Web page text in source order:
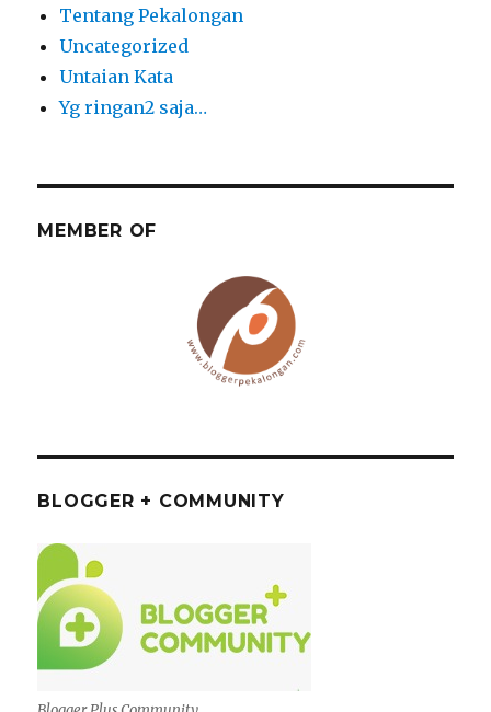
Tentang Pekalongan
Uncategorized
Untaian Kata
Yg ringan2 saja…
MEMBER OF
BLOGGER + COMMUNITY